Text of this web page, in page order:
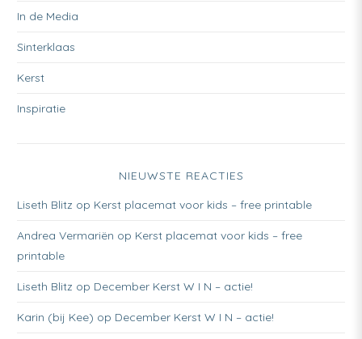
In de Media
Sinterklaas
Kerst
Inspiratie
NIEUWSTE REACTIES
Liseth Blitz op Kerst placemat voor kids – free printable
Andrea Vermariën op Kerst placemat voor kids – free
printable
Liseth Blitz op December Kerst W I N – actie!
Karin (bij Kee) op December Kerst W I N – actie!